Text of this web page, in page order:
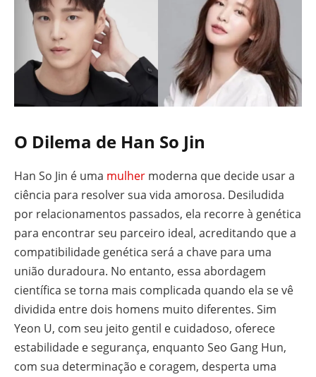
O Dilema de Han So Jin
Han So Jin é uma mulher moderna que decide usar a
ciência para resolver sua vida amorosa. Desiludida
por relacionamentos passados, ela recorre à genética
para encontrar seu parceiro ideal, acreditando que a
compatibilidade genética será a chave para uma
união duradoura. No entanto, essa abordagem
científica se torna mais complicada quando ela se vê
dividida entre dois homens muito diferentes. Sim
Yeon U, com seu jeito gentil e cuidadoso, oferece
estabilidade e segurança, enquanto Seo Gang Hun,
com sua determinação e coragem, desperta uma